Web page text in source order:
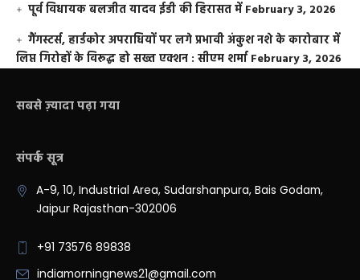
पूर्व विधायक बलजीत यादव ईडी की हिरासत में February 3, 2026
गैंगस्टर्स, हार्डकोर अपराधियों पर लगे प्रभावी अंकुश नशे के कारोबार में
लिप्त गिरोहों के विरूद्ध हो सख्त एक्शन : सीएम शर्मा February 3, 2026
सबसे ज़्यादा पढ़ा गया
संपर्क सूत्र
A-9, 10, Industrial Area, Sudarshanpura, Bais Godam,
Jaipur Rajasthan-302006
+91 73576 89838
indiamorningnews21@gmail.com